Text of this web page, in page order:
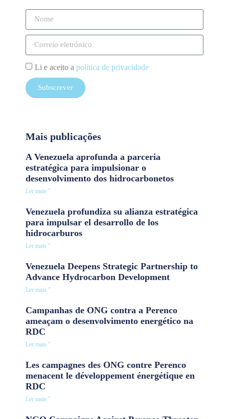
Li e aceito a política de privacidade
Subscrever
Mais publicações
A Venezuela aprofunda a parceria
estratégica para impulsionar o
desenvolvimento dos hidrocarbonetos
Ler mais "
Venezuela profundiza su alianza estratégica
para impulsar el desarrollo de los
hidrocarburos
Ler mais "
Venezuela Deepens Strategic Partnership to
Advance Hydrocarbon Development
Ler mais "
Campanhas de ONG contra a Perenco
ameaçam o desenvolvimento energético na
RDC
Ler mais "
Les campagnes des ONG contre Perenco
menacent le développement énergétique en
RDC
Ler mais "